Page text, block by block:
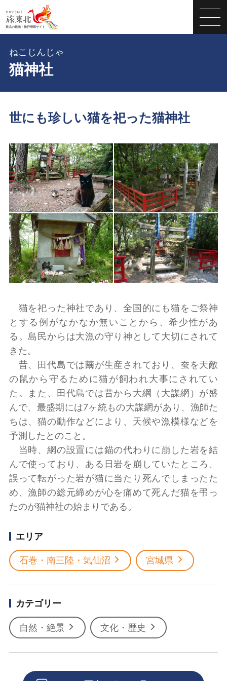
猫神社
ねこじんじゃ
世にも珍しい猫を祀った猫神社
猫を祀った神社であり、全国的にも猫をご祭神
とする例がなかなか無いことから、希少性があ
る。島民からは大漁の守り神として大切にされて
きた。
昔、田代島では繭が生産されており、蚕を天敵
の鼠から守るために猫が飼われ大事にされてい
た。また、田代島では昔から大綱（大謀網）が盛
んで、最盛期には7ヶ統もの大謀網があり、漁師た
ちは、猫の動作などにより、天候や漁模様などを
予測したとのこと。
当時、網の設置には錨の代わりに崩した岩を結
んで使っており、ある日岩を崩していたところ、
誤って転がった岩が猫に当たり死んでしまったた
め、漁師の総元締めが心を痛めて死んだ猫を弔っ
たのが猫神社の始まりである。
エリア
石巻・南三陸・気仙沼 宮城県
カテゴリー
自然・絶景 文化・歴史